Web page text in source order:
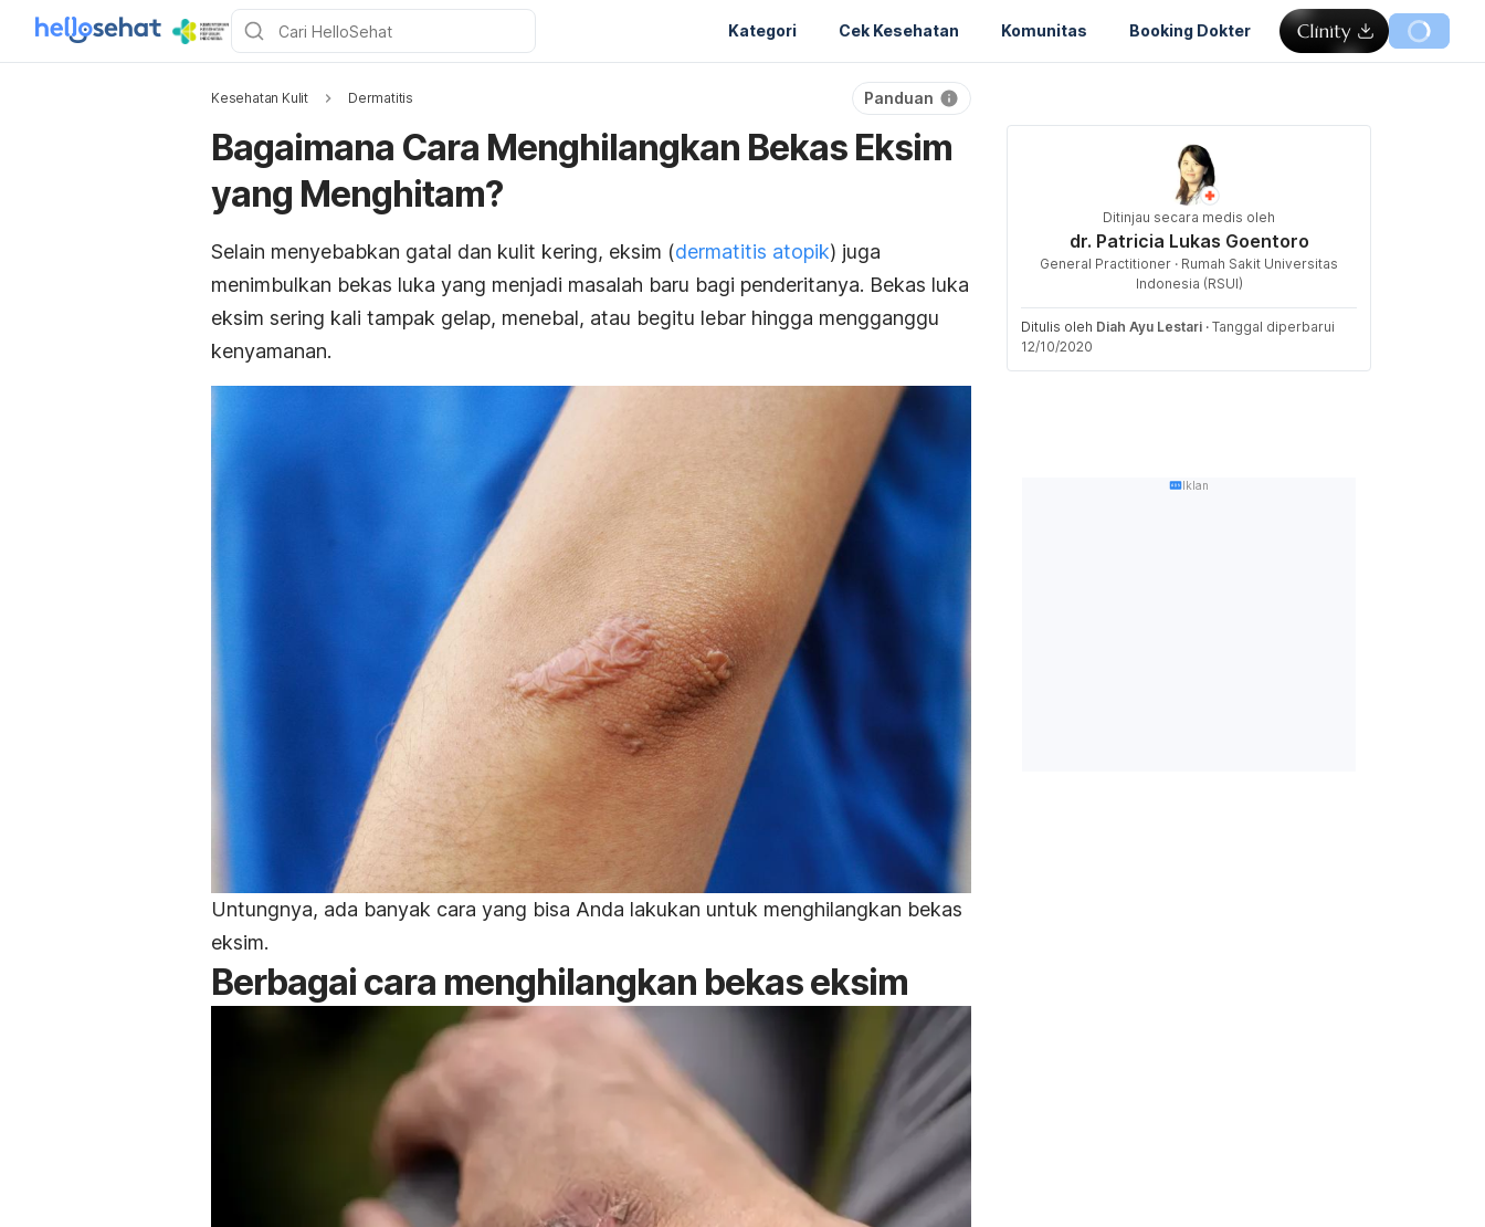
Kategori Cek Kesehatan Komunitas Booking Dokter
Kesehatan Kulit Dermatitis Panduan
Bagaimana Cara Menghilangkan Bekas Eksim
yang Menghitam?
Selain menyebabkan gatal dan kulit kering, eksim (dermatitis atopik) juga
menimbulkan bekas luka yang menjadi masalah baru bagi penderitanya. Bekas luka
eksim sering kali tampak gelap, menebal, atau begitu lebar hingga mengganggu
kenyamanan.
Untungnya, ada banyak cara yang bisa Anda lakukan untuk menghilangkan bekas
eksim.
Berbagai cara menghilangkan bekas eksim
Ditinjau secara medis oleh
dr. Patricia Lukas Goentoro
General Practitioner · Rumah Sakit Universitas
Indonesia (RSUI)
Ditulis oleh Diah Ayu Lestari · Tanggal diperbarui
12/10/2020
Iklan